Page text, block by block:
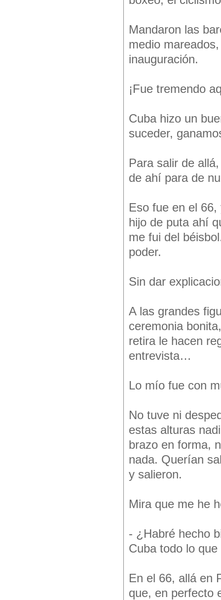
Mandaron las
medio
inauguración.
¡Fue tremendo
Cuba hizo un
suceder,
Para salir de
de ahí para de
Eso fue en el
hijo de puta ahí
me fui del
poder.
Sin dar
A las grandes
ceremonia
retira le hacen
entrevista…
Lo mío fue con
No tuve ni
estas alturas
brazo en forma,
nada. Querían
y salieron.
Mira que me he
- ¿Habré hecho
Cuba todo lo
En el 66, allá en
que, en perfecto